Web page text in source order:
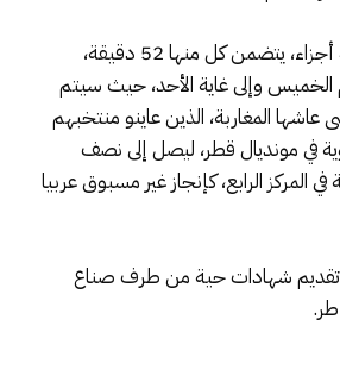
ويتكون الوثائقي من 4 أجزاء، يتضمن كل منها 52 دقيقة،
وإلى غاية الأحد، حيث سيتم
عاشها المغاربة، الذين عاينو منتخبهم
في مونديال قطر، ليصل إلى نصف
في المركز الرابع، كإنجاز غير مسبوق عربيا
تقديم شهادات حية من طرف صناع